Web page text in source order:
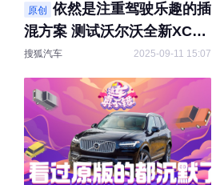
原创
依然是注重驾驶乐趣的插
混方案 测试沃尔沃全新XC90
T8
搜狐汽车 2025-09-11 15:07